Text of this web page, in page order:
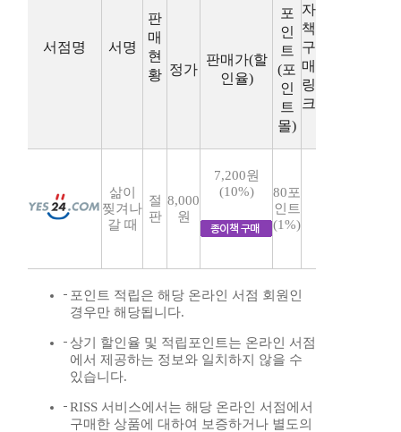
서점명 서명
판
매
현
황
자
책
구
매
링
크
정가
판매가(할
인율)
포
인
트
(포
인
트
몰)
삶이
찢겨나
갈 때
절
판
8,000
원
7,200원
(10%)
80포
인트
(1%)
포인트 적립은 해당 온라인 서점 회원인
경우만 해당됩니다.
상기 할인율 및 적립포인트는 온라인 서점
에서 제공하는 정보와 일치하지 않을 수
있습니다.
RISS 서비스에서는 해당 온라인 서점에서
구매한 상품에 대하여 보증하거나 별도의